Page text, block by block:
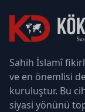
Sahih İslamî
ve en önemlisi
kuruluştur. Bu
siyasi yönünü